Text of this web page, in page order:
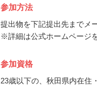
参加方法
提出物を下記提出先までメ
※詳細は公式ホームページ
参加資格
23歳以下の、秋田県内在住